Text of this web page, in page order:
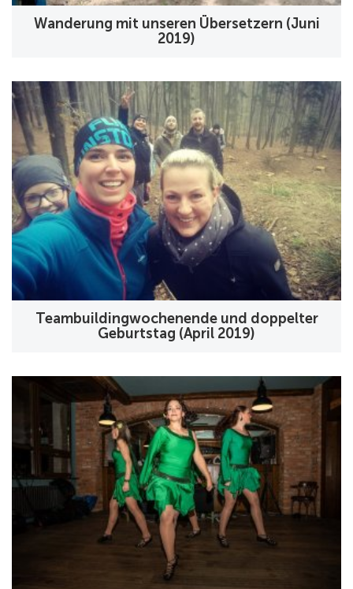
Wanderung mit unseren Übersetzern (Juni
2019)
Teambuildingwochenende und doppelter
Geburtstag (April 2019)